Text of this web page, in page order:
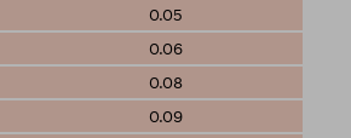
0.05
0.06
0.08
0.09